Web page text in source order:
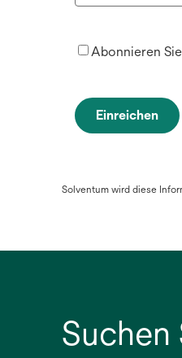
Abonnieren
Einreichen
Solventum wird diese
Suchen